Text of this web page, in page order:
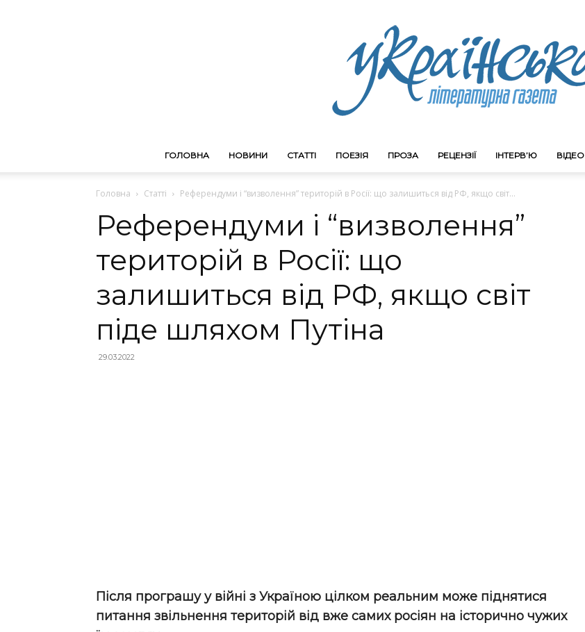
ГОЛОВНА НОВИНИ СТАТТІ ПОЕЗІЯ ПРОЗА РЕЦЕНЗІЇ ІНТЕРВ’Ю ВІДЕО
Головна Статті Референдуми і “визволення” територій в Росії: що залишиться від РФ, якщо світ...
Референдуми і “визволення”
територій в Росії: що
залишиться від РФ, якщо світ
піде шляхом Путіна
29.03.2022
Після програшу у війні з Україною цілком реальним може піднятися
питання звільнення територій від вже самих росіян на історично чужих